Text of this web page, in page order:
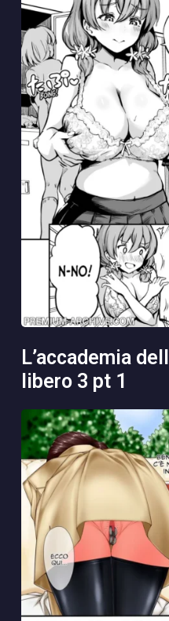
l’accademia dell’accoppiamento
libero 3 pt 1